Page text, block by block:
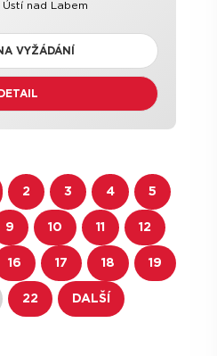
nad Labem
VYŽÁDÁNÍ
DETAIL
2 3 4 5
9 10 11 12
16 17 18 19
22 DALŠÍ